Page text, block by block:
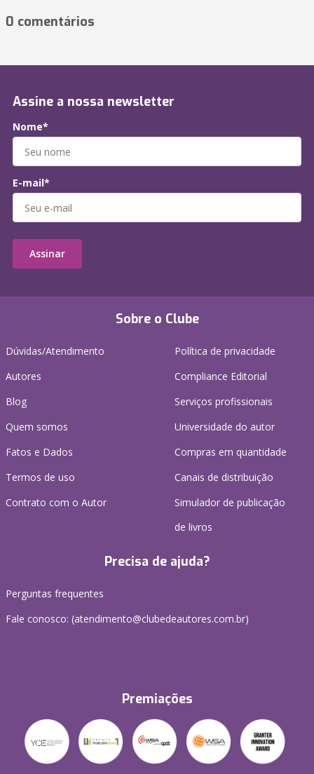
0 comentários
Sobre o Clube
Dúvidas/Atendimento
Autores
Blog
Quem somos
Fatos e Dados
Termos de uso
Contrato com o Autor
Política de privacidade
Compliance Editorial
Serviços profissionais
Universidade do autor
Compras em quantidade
Canais de distribuição
Simulador de publicação
de livros
Precisa de ajuda?
Perguntas frequentes
Fale conosco: (atendimento@clubedeautores.com.br)
Premiações
Assine a nossa newsletter
Nome*
E-mail*
Assinar